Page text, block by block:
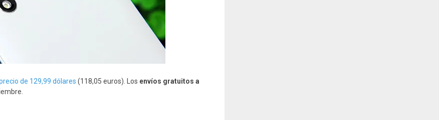
de 129,99 dólares (118,05 euros). Los envíos gratuitos a